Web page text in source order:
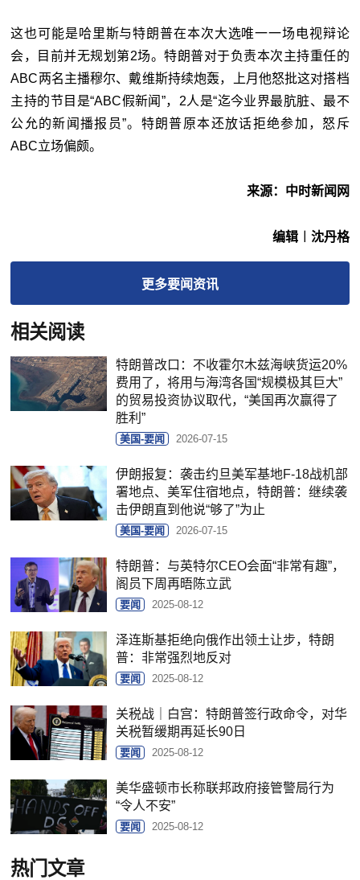
这也可能是哈里斯与特朗普在本次大选唯一一场电视辩论
会，目前并无规划第2场。特朗普对于负责本次主持重任的
ABC两名主播穆尔、戴维斯持续炮轰，上月他怒批这对搭档
主持的节目是“ABC假新闻”，2人是“迄今业界最肮脏、最不
公允的新闻播报员”。特朗普原本还放话拒绝参加，怒斥
ABC立场偏颇。
来源：中时新闻网
编辑︱沈丹格
更多要闻资讯
相关阅读
特朗普改口：不收霍尔木兹海峡货运20%
费用了，将用与海湾各国“规模极其巨大”
的贸易投资协议取代，“美国再次赢得了
胜利”
美国-要闻 2026-07-15
伊朗报复：袭击约旦美军基地F-18战机部
署地点、美军住宿地点，特朗普：继续袭
击伊朗直到他说“够了”为止
美国-要闻 2026-07-15
特朗普：与英特尔CEO会面“非常有趣”，
阁员下周再晤陈立武
要闻 2025-08-12
泽连斯基拒绝向俄作出领土让步，特朗
普：非常强烈地反对
要闻 2025-08-12
关税战｜白宫：特朗普签行政命令，对华
关税暂缓期再延长90日
要闻 2025-08-12
美华盛顿市长称联邦政府接管警局行为
“令人不安”
要闻 2025-08-12
热门文章